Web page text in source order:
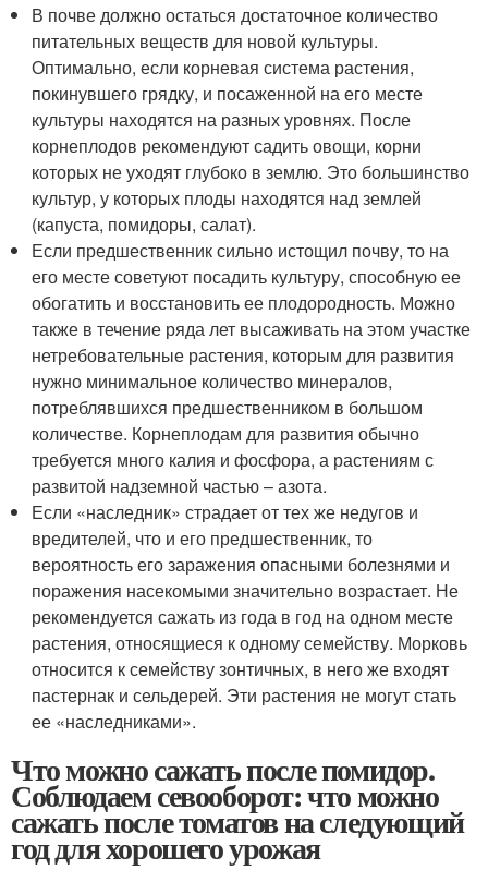
В почве должно остаться достаточное количество
питательных веществ для новой культуры.
Оптимально, если корневая система растения,
покинувшего грядку, и посаженной на его месте
культуры находятся на разных уровнях. После
корнеплодов рекомендуют садить овощи, корни
которых не уходят глубоко в землю. Это большинство
культур, у которых плоды находятся над землей
(капуста, помидоры, салат).
Если предшественник сильно истощил почву, то на
его месте советуют посадить культуру, способную ее
обогатить и восстановить ее плодородность. Можно
также в течение ряда лет высаживать на этом участке
нетребовательные растения, которым для развития
нужно минимальное количество минералов,
потреблявшихся предшественником в большом
количестве. Корнеплодам для развития обычно
требуется много калия и фосфора, а растениям с
развитой надземной частью – азота.
Если «наследник» страдает от тех же недугов и
вредителей, что и его предшественник, то
вероятность его заражения опасными болезнями и
поражения насекомыми значительно возрастает. Не
рекомендуется сажать из года в год на одном месте
растения, относящиеся к одному семейству. Морковь
относится к семейству зонтичных, в него же входят
пастернак и сельдерей. Эти растения не могут стать
ее «наследниками».
Что можно сажать после помидор.
Соблюдаем севооборот: что можно
сажать после томатов на следующий
год для хорошего урожая